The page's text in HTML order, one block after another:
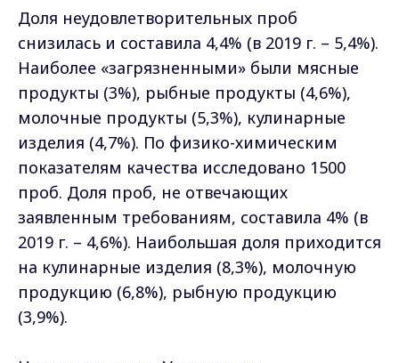
Доля неудовлетворительных проб
снизилась и составила 4,4% (в 2019 г. – 5,4%).
Наиболее «загрязненными» были мясные
продукты (3%), рыбные продукты (4,6%),
молочные продукты (5,3%), кулинарные
изделия (4,7%). По физико-химическим
показателям качества исследовано 1500
проб. Доля проб, не отвечающих
заявленным требованиям, составила 4% (в
2019 г. – 4,6%). Наибольшая доля приходится
на кулинарные изделия (8,3%), молочную
продукцию (6,8%), рыбную продукцию
(3,9%).